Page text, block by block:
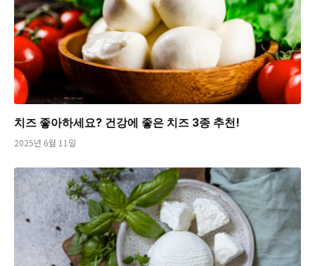
치즈 좋아하세요? 건강에 좋은 치즈 3종 추천!
2025년 6월 11일